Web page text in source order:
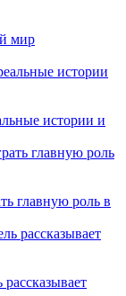
мир
истории и
главную роль в